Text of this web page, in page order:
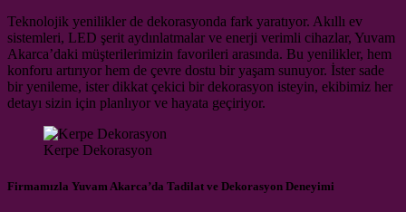
Teknolojik yenilikler de dekorasyonda fark yaratıyor. Akıllı ev
sistemleri, LED şerit aydınlatmalar ve enerji verimli cihazlar, Yuvam
Akarca’daki müşterilerimizin favorileri arasında. Bu yenilikler, hem
konforu artırıyor hem de çevre dostu bir yaşam sunuyor. İster sade
bir yenileme, ister dikkat çekici bir dekorasyon isteyin, ekibimiz her
detayı sizin için planlıyor ve hayata geçiriyor.
Kerpe Dekorasyon
Firmamızla Yuvam Akarca’da Tadilat ve Dekorasyon Deneyimi